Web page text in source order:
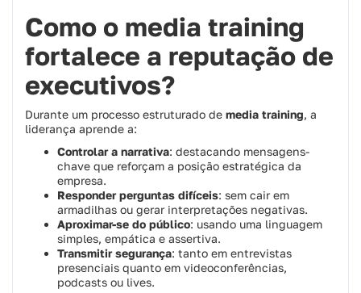
Como o media training
fortalece a reputação de
executivos?
Durante um processo estruturado de media training, a
liderança aprende a:
Controlar a narrativa: destacando mensagens-
chave que reforçam a posição estratégica da
empresa.
Responder perguntas difíceis: sem cair em
armadilhas ou gerar interpretações negativas.
Aproximar-se do público: usando uma linguagem
simples, empática e assertiva.
Transmitir segurança: tanto em entrevistas
presenciais quanto em videoconferências,
podcasts ou lives.